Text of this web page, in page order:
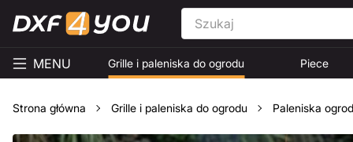
MENU Grille i paleniska do ogrodu Piece
Strona główna Grille i paleniska do ogrodu Paleniska